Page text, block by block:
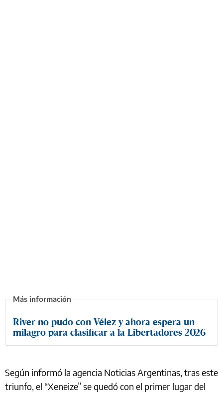
River no pudo con Vélez y ahora espera un
milagro para clasificar a la Libertadores 2026
Según informó la agencia Noticias Argentinas, tras este
triunfo, el “Xeneize” se quedó con el primer lugar del